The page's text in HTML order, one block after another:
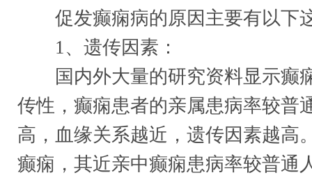
促发癫痫病的原因主要有以下
1、遗传因素：
国内外大量的研究资料显示癫
传性，癫痫患者的亲属患病率较普
高，血缘关系越近，遗传因素越高
癫痫，其近亲中癫痫患病率较普通